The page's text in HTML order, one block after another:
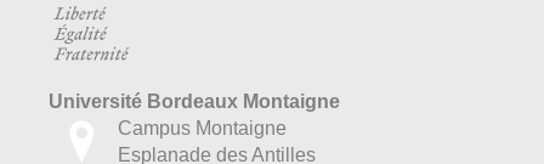
Université Bordeaux Montaigne
Campus Montaigne
Esplanade des Antilles